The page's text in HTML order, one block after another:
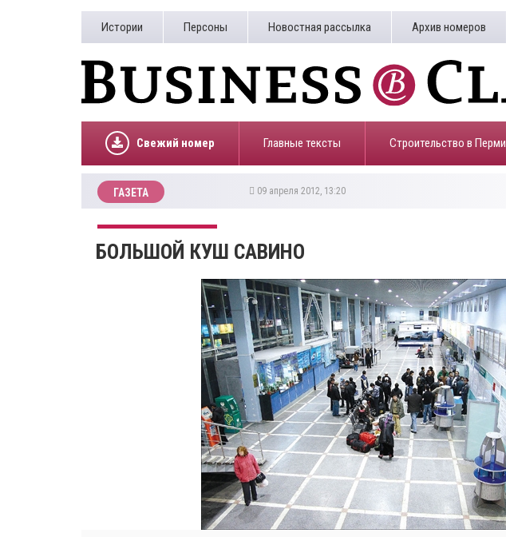
Истории Персоны Новостная рассылка Архив номеров
Свежий номер Главные тексты Строительство в Перми
ГАЗЕТА 09 апреля 2012, 13:20
БОЛЬШОЙ КУШ САВИНО